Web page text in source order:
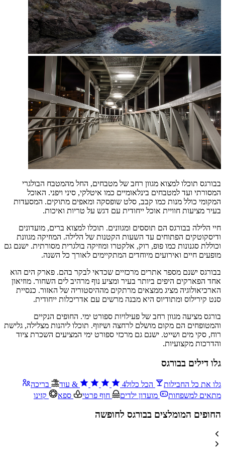
בבורגס תוכלו למצוא מגוון רחב של מטבחים, החל מהמטבח הבולגרי
המסורתי ועד למטבחים בינלאומיים כמו איטלקי, סיני ויפני. האוכל
המקומי כולל מנות כמו קבב, סלט שופסקה ומאפים מתוקים. המסעדות
בעיר מציעות חוויית אוכל ייחודית עם דגש על טריות ואיכות.
חיי הלילה בבורגס הם תוססים ומגוונים. תוכלו למצוא ברים, מועדונים
ודיסקוטקים הפתוחים עד השעות הקטנות של הלילה. המוזיקה מגוונת
וכוללת סגנונות כמו פופ, רוק, אלקטרו ומוזיקה בולגרית מסורתית. ישנם גם
מופעים חיים ואירועים מיוחדים המתקיימים לאורך כל השנה.
בבורגס ישנם מספר אתרים מרכזיים שכדאי לבקר בהם. פארק הים הוא
אחד הפארקים היפים ביותר בעיר ומציע נוף מרהיב לים השחור. מוזיאון
הארכיאולוגיה מציג ממצאים מרתקים מההיסטוריה של האזור. כנסיית
סנט קירילוס ומתודיוס היא מבנה מרשים עם אדריכלות ייחודית.
בורגס מציעה מגוון רחב של פעילויות ספורט ימי. החופים הנקיים
והמטופחים הם מקום מושלם לרחצה ושיזוף. תוכלו ליהנות מצלילה, גלישת
רוח, סקי מים ושייט. ישנם גם מרכזי ספורט ימי המציעים השכרת ציוד
והדרכות מקצועיות.
גלו דילים בבורגס
גלו את כל החבילות הכל כלול4
& עוד
בריכה
מתאים למשפחות
מועדון ילדים חוף פרטי ספא קזינו
החופים המומלצים בבורגס לחופשה